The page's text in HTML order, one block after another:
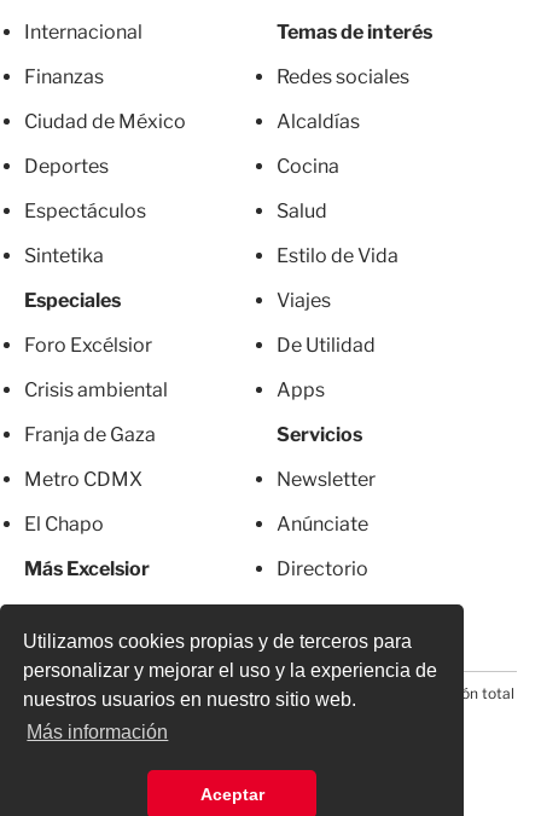
Utilizamos cookies propias y de terceros para
personalizar y mejorar el uso y la experiencia de
nuestros usuarios en nuestro sitio web.
Más información
Aceptar
Internacional
Finanzas
Ciudad de México
Deportes
Espectáculos
Sintetika
Especiales
Foro Excélsior
Crisis ambiental
Franja de Gaza
Metro CDMX
El Chapo
Más Excelsior
Temas de interés
Redes sociales
Alcaldías
Cocina
Salud
Estilo de Vida
Viajes
De Utilidad
Apps
Servicios
Newsletter
Anúnciate
Directorio
© 2026 Todos los derechos reservados. Prohibida la reproducción total
o parcial, incluyendo cualquier medio electrónico*